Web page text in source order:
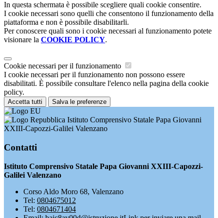
In questa schermata è possibile scegliere quali cookie consentire.
I cookie necessari sono quelli che consentono il funzionamento della
piattaforma e non è possibile disabilitarli.
Per conoscere quali sono i cookie necessari al funzionamento potete
visionare la COOKIE POLICY.
Cookie necessari per il funzionamento
I cookie necessari per il funzionamento non possono essere
disabilitati. È possibile consultare l'elenco nella pagina della cookie
policy.
Accetta tutti Salva le preferenze
Istituto Comprensivo Statale Papa Giovanni
XXIII-Capozzi-Galilei Valenzano
Contatti
Istituto Comprensivo Statale Papa Giovanni XXIII-Capozzi-
Galilei Valenzano
Corso Aldo Moro 68, Valenzano
Tel: 0804675012
Tel: 0804671404